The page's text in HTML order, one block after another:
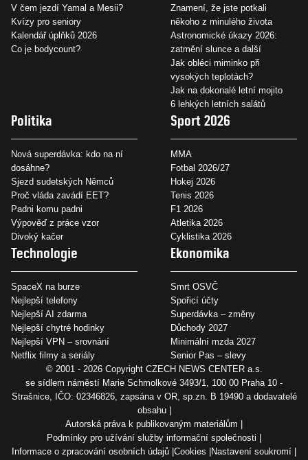
V čem jezdí Yamal a Mesii?
Kvízy pro seniory
Kalendář úplňků 2026
Co je bodycount?
Znamení, že jste potkali
někoho z minulého života
Astronomické úkazy 2026:
zatmění slunce a další
Jak obléci miminko při
vysokých teplotách?
Jak na dokonalé letní mojito
6 lehkých letních salátů
Politika
Nová superdávka: kdo na ní
dosáhne?
Sjezd sudetských Němců
Proč vláda zavádí EET?
Padni komu padni
Výpověď z práce vzor
Divoký kačer
Sport 2026
MMA
Fotbal 2026/27
Hokej 2026
Tenis 2026
F1 2026
Atletika 2026
Cyklistika 2026
Technologie
SpaceX na burze
Nejlepší telefony
Nejlepší AI zdarma
Nejlepší chytré hodinky
Nejlepší VPN – srovnání
Netflix filmy a seriály
Ekonomika
Smrt OSVČ
Spořicí účty
Superdávka – změny
Důchody 2027
Minimální mzda 2027
Senior Pas – slevy
© 2001 - 2026 Copyright CZECH NEWS CENTER a.s.
se sídlem náměstí Marie Schmolkové 3493/1, 100 00 Praha 10 -
Strašnice, IČO: 02346826, zapsána v OR, sp.zn. B 19490 a dodavatelé
obsahu
Autorská práva k publikovaným materiálům
Podmínky pro užívání služby informační společnosti
Informace o zpracování osobních údajů Cookies Nastavení soukromí